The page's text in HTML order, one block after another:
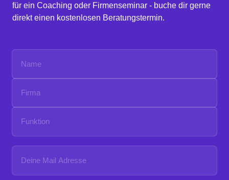
für ein Coaching oder Firmenseminar - buche dir gerne
direkt einen kostenlosen Beratungstermin.